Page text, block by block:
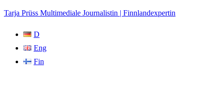
Tarja Prüss Multimediale Journalistin | Finnlandexpertin
D
Eng
Fin